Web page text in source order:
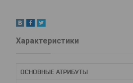
Характеристики
ОСНОВНЫЕ АТРИБУТЫ